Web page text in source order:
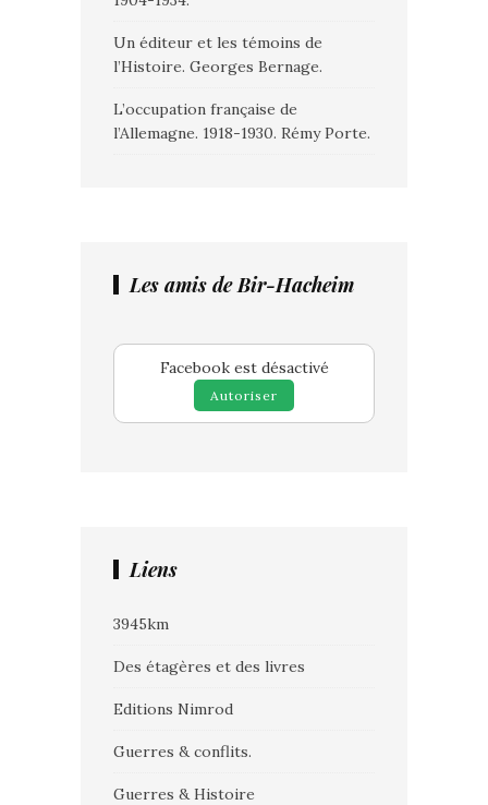
Un éditeur et les témoins de
l’Histoire. Georges Bernage.
L’occupation française de
l’Allemagne. 1918-1930. Rémy Porte.
Les amis de Bir-Hacheim
Facebook est désactivé
Autoriser
Liens
3945km
Des étagères et des livres
Editions Nimrod
Guerres & conflits.
Guerres & Histoire